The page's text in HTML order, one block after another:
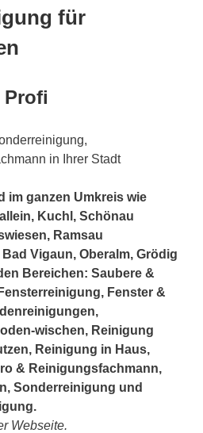
für
Profi
in Ihrer Stadt
im ganzen Umkreis wie
Kuchl, Schönau
Ramsau
Vigaun, Oberalm, Grödig
Bereichen: Saubere &
Fenster &
wischen, Reinigung
Reinigung in Haus,
& Reinigungsfachmann,
Sonderreinigung und
Webseite.